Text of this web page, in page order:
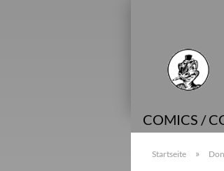
COMICS /
Startseite »